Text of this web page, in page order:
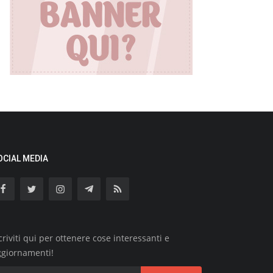
MEDIA
qui per ottenere cose interessanti e